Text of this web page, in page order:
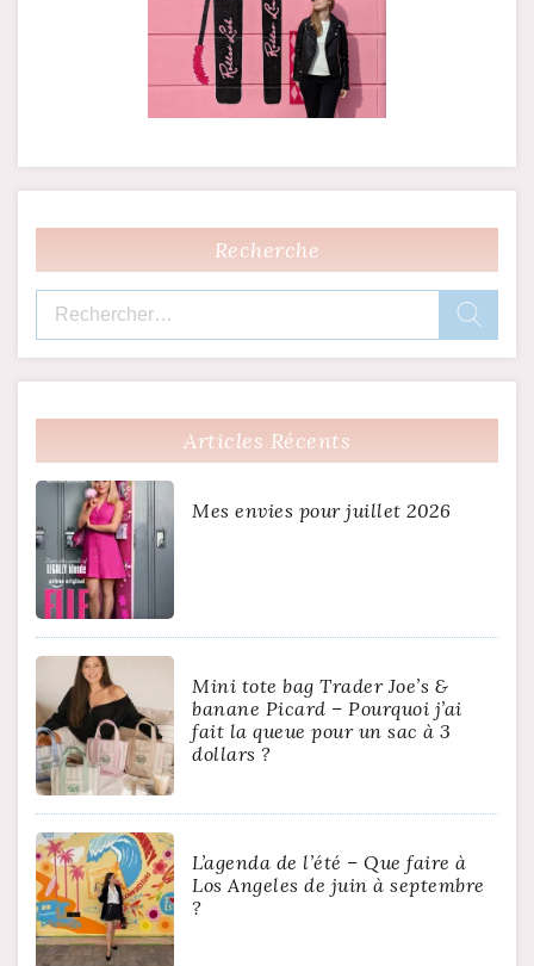
Recherche
Rechercher :
Articles Récents
Mes envies pour juillet 2026
Mini tote bag Trader Joe’s &
banane Picard – Pourquoi j’ai
fait la queue pour un sac à 3
dollars ?
L’agenda de l’été – Que faire à
Los Angeles de juin à septembre
?